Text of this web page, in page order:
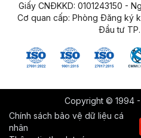
Giấy CNĐKKD: 0101243150 -
Cơ quan cấp: Phòng Đăng ký
Đầu tư
Copyright © 1994 -
Chính sách bảo vệ dữ liệu cá
nhân